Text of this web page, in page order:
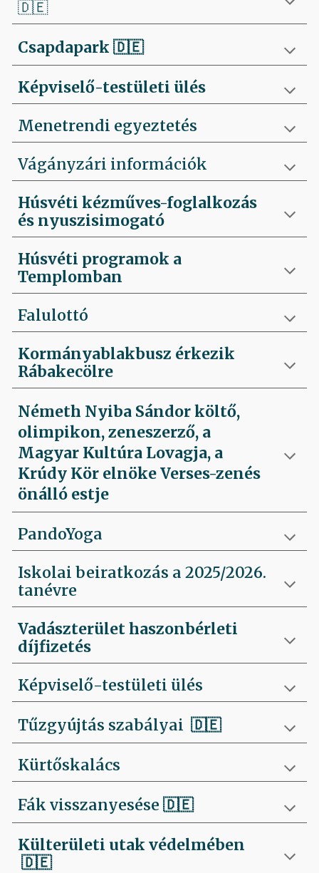
🇩🇪
Csapdapark 🇩🇪
Képviselő-testületi ülés
Menetrendi egyeztetés
Vágányzári információk
Húsvéti kézműves-foglalkozás
és nyuszisimogató
Húsvéti programok a
Templomban
Falulottó
Kormányablakbusz érkezik
Rábakecölre
Németh Nyiba Sándor költő,
olimpikon, zeneszerző, a
Magyar Kultúra Lovagja, a
Krúdy Kör elnöke Verses-zenés
önálló estje
PandoYoga
Iskolai beiratkozás a 2025/2026.
tanévre
Vadászterület haszonbérleti
díjfizetés
Képviselő-testületi ülés
Tűzgyújtás szabályai🇩🇪
Kürtőskalács
Fák visszanyesése🇩🇪
Külterületi utak védelmében
🇩🇪